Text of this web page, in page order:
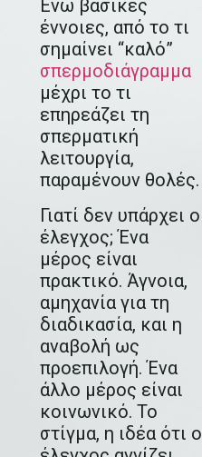
Ενώ βασικές
έννοιες, από το τι
σημαίνει “καλό”
σπερμοδιάγραμμα
μέχρι το τι
επηρεάζει τη
σπερματική
λειτουργία,
παραμένουν θολές.
Γιατί δεν υπάρχει ο
έλεγχος; Ένα
μέρος είναι
πρακτικό. Άγνοια,
αμηχανία για τη
διαδικασία, και η
αναβολή ως
προεπιλογή. Ένα
άλλο μέρος είναι
κοινωνικό. Το
στίγμα, η ιδέα ότι ο